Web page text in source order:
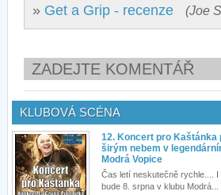
» Get a Grip - recenze (Joe
ZADEJTE KOMENTÁŘ
KLUBOVÁ SCÉNA
12. Koncert pro Kaštánka
širým nebem v
Modrá Vopice
Čas letí neskutečně rychle.... I
bude 8. srpna v klubu Modrá...